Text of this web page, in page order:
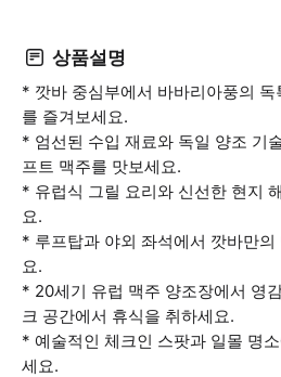
상품설명
* 깟바 중심부에서 바바리아풍의
를 즐겨보세요.
* 엄선된 수입 재료와 독일 양조 기
프트 맥주를 맛보세요.
* 유럽식 그릴 요리와 신선한 현지
요.
* 루프탑과 야외 좌석에서 깟바만
요.
* 20세기 유럽 맥주 양조장에서 영
크 공간에서 휴식을 취하세요.
* 예술적인 체크인 스팟과 일몰 명
세요.